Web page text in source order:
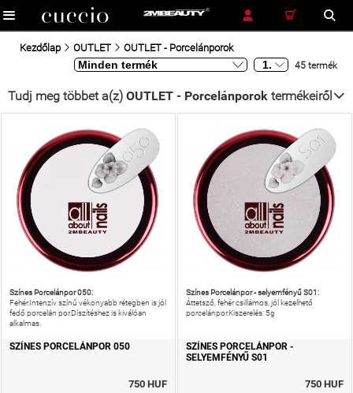
RÉSZLETES KERESÉS
Kezdőlap OUTLET OUTLET - Porcelánporok
45 termék
Tudj meg többet a(z) OUTLET - Porcelánporok termékeiről
Színes Porcelánpor 050:
Fehér.Intenzív színű vékonyabb rétegben is jól
fedő porcelán por.Díszítéshez is kiválóan
alkalmas.
SZÍNES PORCELÁNPOR 050
750 HUF
Színes Porcelánpor - selyemfényű S01:
Áttetsző, fehér csillámos, jól kezelhető
porcelánpor.Kiszerelés: 5g
SZÍNES PORCELÁNPOR -
SELYEMFÉNYŰ S01
750 HUF